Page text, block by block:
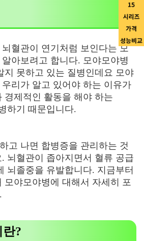
혈관이 연기처럼 보인다는 모
아보려고 합니다. 모야모야병
지 못하고 있는 질병인데요 모야
리가 알고 있어야 하는 이유가
경제적인 활동을 해야 하는
하기 때문입니다.
고 나면 합병증을 관리하는 것
뇌혈관이 좁아지면서 혈류 공급
뇌졸중을 유발합니다. 지금부터
모야모야병에 대해서 자세히 포
?